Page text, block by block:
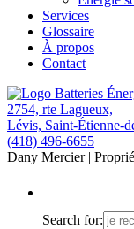
Services
Glossaire
À propos
Contact
2754, rte Lagueux,
Lévis, Saint-Étienne-
(418) 496-6655
Dany Mercier|
Search for: